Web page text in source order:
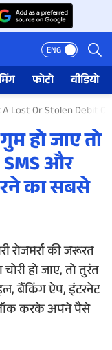
ENG
फोटो वीडियो
A Lost Or Stolen Debit
हो जाए तो
SMS और
का सबसे
रोजमर्रा की जरूरत
हो जाए, तो तुरंत
बैंकिंग ऐप, इंटरनेट
करके अपने पैसे